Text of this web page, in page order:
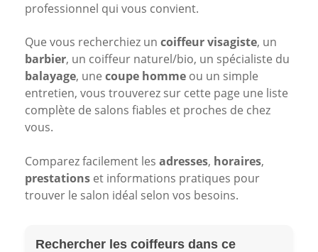
professionnel qui vous convient.
Que vous recherchiez un coiffeur visagiste, un
barbier, un coiffeur naturel/bio, un spécialiste du
balayage, une coupe homme ou un simple
entretien, vous trouverez sur cette page une liste
complète de salons fiables et proches de chez
vous.
Comparez facilement les adresses, horaires,
prestations et informations pratiques pour
trouver le salon idéal selon vos besoins.
Rechercher les coiffeurs dans ce